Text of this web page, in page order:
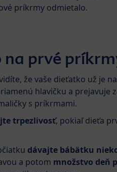
príkrmy odmietalo.
na prvé
že vaše dieťatko už je
hlavičku a prejavuje
s príkrmami.
trpezlivosť, pokiaľ dieťa
dávajte bábätku
a potom množstvo deň